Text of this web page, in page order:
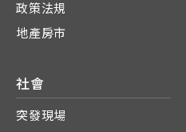
政策法規
地產房市
社會
突發現場